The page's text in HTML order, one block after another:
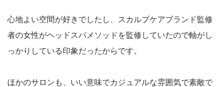
心地よい空間が好きでしたし、スカルプケアブランド監修
者の女性がヘッドスパメソッドを監修していたので軸がし
っかりしている印象だったからです。
ほかのサロンも、いい意味でカジュアルな雰囲気で素敵で